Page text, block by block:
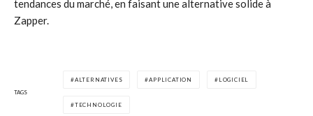
tendances du marché, en faisant une alternative solide à
Zapper.
TAGS
ALTERNATIVES APPLICATION LOGICIEL
TECHNOLOGIE